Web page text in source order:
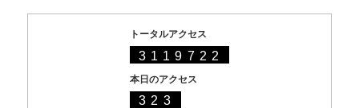
トータルアクセス
3119722
本日のアクセス
323